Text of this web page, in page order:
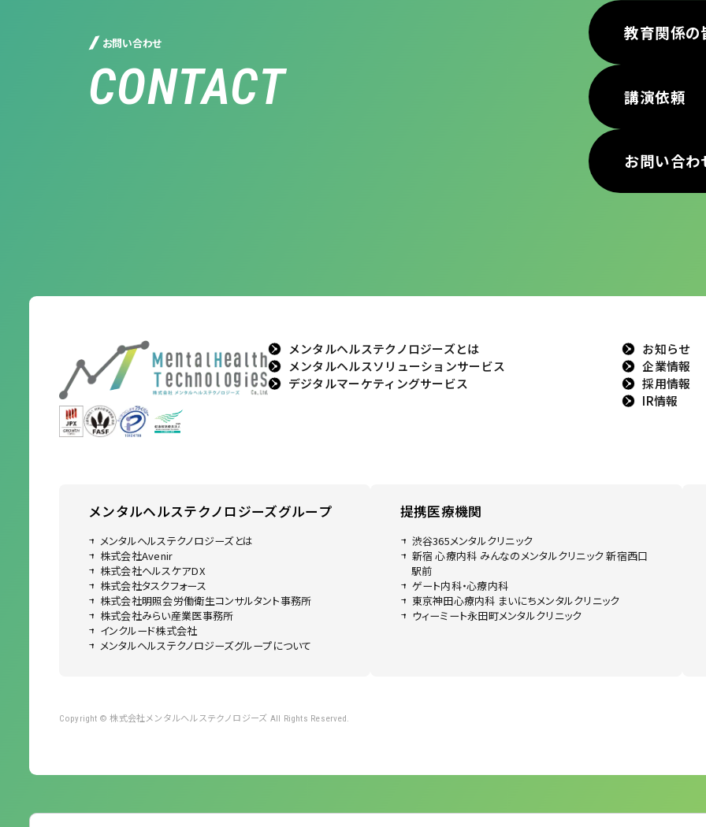
お問い合わせ
CONTACT
教育関係の
講演依頼
お問い合わ
メンタルヘルステクノロジーズとは
メンタルヘルスソリューションサービス
デジタルマーケティングサービス
お知らせ
企業情報
採用情報
IR情報
メンタルヘルステクノロジーズグループ
メンタルヘルステクノロジーズとは
株式会社Avenir
株式会社ヘルスケアDX
株式会社タスクフォース
株式会社明照会労働衛生コンサルタント事務所
株式会社みらい産業医事務所
インクルード株式会社
メンタルヘルステクノロジーズグループについて
提携医療機関
渋谷365メンタルクリニック
新宿 心療内科 みんなのメンタルクリニック 新宿西口
駅前
ゲート内科・心療内科
東京神田心療内科 まいにちメンタルクリニック
ウィーミート永田町メンタルクリニック
Copyright ©株式会社メンタルヘルステクノロジーズ All Rights Reserved.